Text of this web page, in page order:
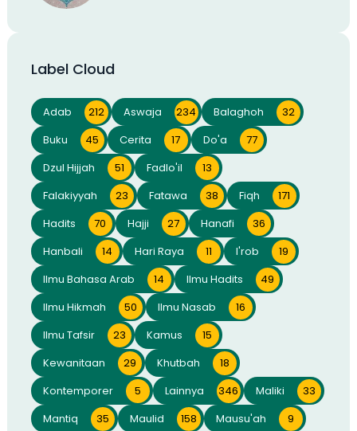
Label Cloud
Adab 212 Aswaja 234 Balaghoh
32
Buku
45 Cerita 17 Do'a
77
Dzul Hijjah
51 Fadlo'il
13
Falakiyyah
23 Fatawa 38 Fiqh
171
Hadits
70 Hajji 27 Hanafi
36
Hanbali
14 Hari Raya 11 I'rob
19
Ilmu Bahasa Arab
14 Ilmu Hadits
49
Ilmu Hikmah
50 Ilmu Nasab
16
Ilmu Tafsir
23 Kamus
15
Kewanitaan
29 Khutbah
18
Kontemporer
5 Lainnya 346 Maliki
33
Mantiq
35 Maulid 158 Mausu'ah
9